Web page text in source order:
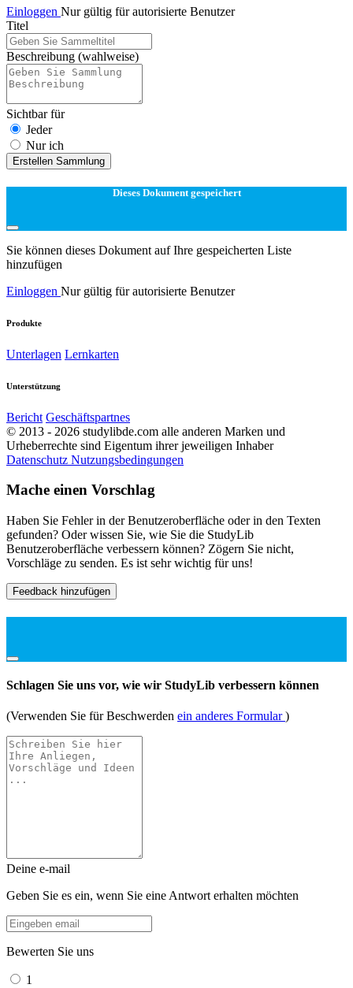
Einloggen Nur gültig für autorisierte Benutzer
Titel
Beschreibung (wahlweise)
Sichtbar für
Jeder
Nur ich
Erstellen Sammlung
Dieses Dokument gespeichert
Sie können dieses Dokument auf Ihre gespeicherten Liste
hinzufügen
Einloggen Nur gültig für autorisierte Benutzer
Produkte
Unterlagen Lernkarten
Unterstützung
Bericht Geschäftspartnes
© 2013 - 2026 studylibde.com alle anderen Marken und
Urheberrechte sind Eigentum ihrer jeweiligen Inhaber
Datenschutz Nutzungsbedingungen
Mache einen Vorschlag
Haben Sie Fehler in der Benutzeroberfläche oder in den Texten
gefunden? Oder wissen Sie, wie Sie die StudyLib
Benutzeroberfläche verbessern können? Zögern Sie nicht,
Vorschläge zu senden. Es ist sehr wichtig für uns!
Feedback hinzufügen
Schlagen Sie uns vor, wie wir StudyLib verbessern können
(Verwenden Sie für Beschwerden ein anderes Formular)
Deine e-mail
Geben Sie es ein, wenn Sie eine Antwort erhalten möchten
Bewerten Sie uns
1